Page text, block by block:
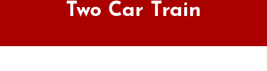
Two Car Train